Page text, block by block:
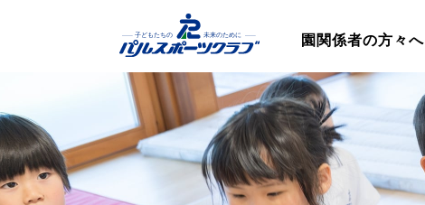
園関係者の方々へ